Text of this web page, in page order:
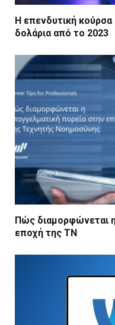
Η επενδυτική
δολάρια από το 2023
Πώς διαμορφώνεται
εποχή της ΤΝ